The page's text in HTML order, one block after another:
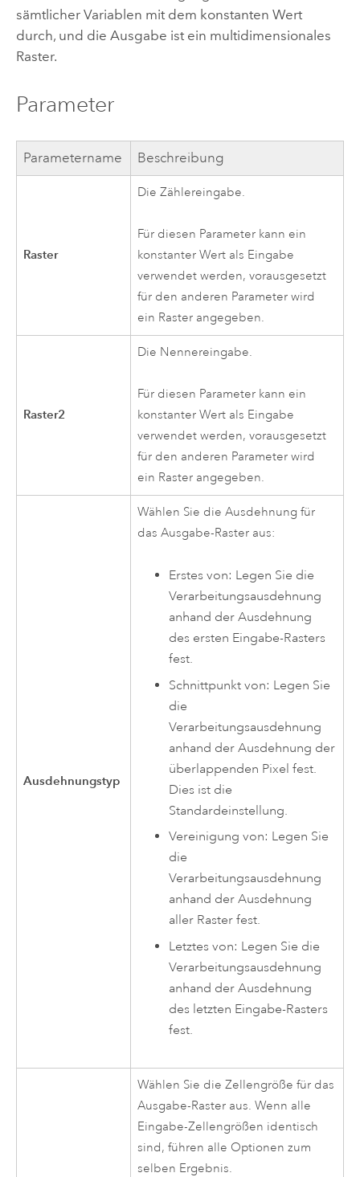
sämtlicher Variablen mit dem konstanten Wert
durch, und die Ausgabe ist ein multidimensionales
Raster.
Parameter
Parametername Beschreibung
Raster
Die Zählereingabe.
Für diesen Parameter kann ein
konstanter Wert als Eingabe
verwendet werden, vorausgesetzt
für den anderen Parameter wird
ein Raster angegeben.
Raster2
Die Nennereingabe.
Für diesen Parameter kann ein
konstanter Wert als Eingabe
verwendet werden, vorausgesetzt
für den anderen Parameter wird
ein Raster angegeben.
Ausdehnungstyp
Wählen Sie die Ausdehnung für
das Ausgabe-Raster aus:
Erstes von: Legen Sie die
Verarbeitungsausdehnung
anhand der Ausdehnung
des ersten Eingabe-Rasters
fest.
Schnittpunkt von: Legen Sie
die
Verarbeitungsausdehnung
anhand der Ausdehnung der
überlappenden Pixel fest.
Dies ist die
Standardeinstellung.
Vereinigung von: Legen Sie
die
Verarbeitungsausdehnung
anhand der Ausdehnung
aller Raster fest.
Letztes von: Legen Sie die
Verarbeitungsausdehnung
anhand der Ausdehnung
des letzten Eingabe-Rasters
fest.
Wählen Sie die Zellengröße für das
Ausgabe-Raster aus. Wenn alle
Eingabe-Zellengrößen identisch
sind, führen alle Optionen zum
selben Ergebnis.